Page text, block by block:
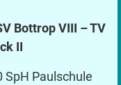
Bottrop VIII – TV
II
SpH Paulschule